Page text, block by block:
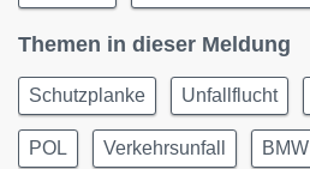
Themen in dieser Meldung
Schutzplanke Unfallflucht
POL Verkehrsunfall BMW